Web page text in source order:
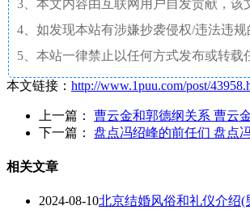
3、本文内容由互联网用户自发贡献，
4、如发现本站有涉嫌抄袭侵权/违法违
5、本站一律禁止以任何方式发布或转
本文链接： http://www.1puu.com/post/
上一篇： 曹云金和郭德纲关系 曹云
下一篇： 盘点冯绍峰的前任们 盘点
相关文章
2024-08-10北京结婚风俗和礼仪介绍